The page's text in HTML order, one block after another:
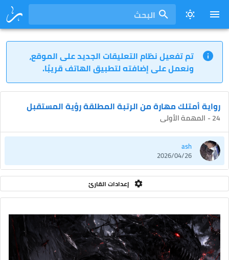
البحث
تم تفعيل نظام التعليقات الجديد على الموقع،
ونعمل على إضافته لتطبيق الهاتف قريبًا.
رواية أمتلك مهارة من الرتبة المطلقة رؤية المستقبل
24 - المهمة الأولى
ash
2026/04/26
إعدادات القارئ